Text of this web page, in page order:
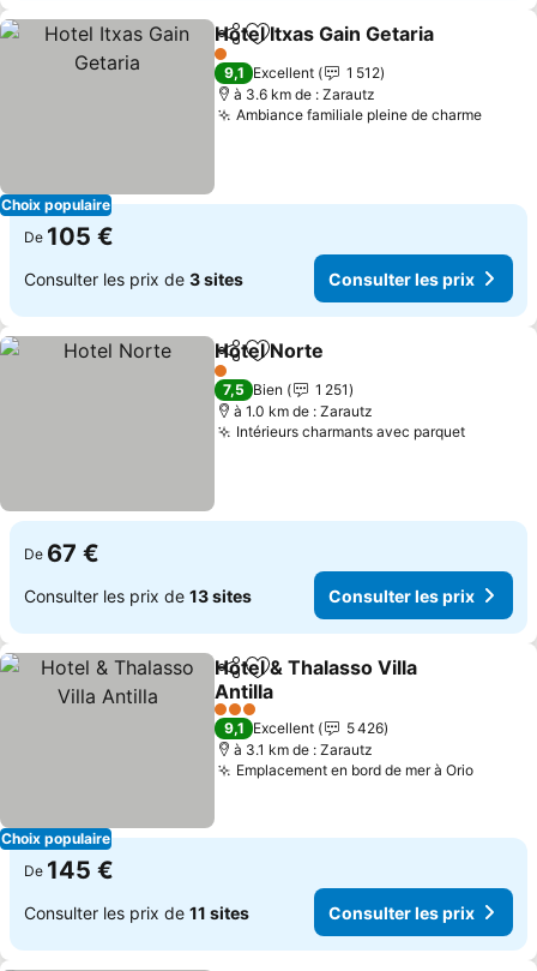
Choix populaire
PartagerAjouter à mes favoris
Hotel Itxas Gain Getaria
1 Étoiles
9,1 Excellent
1 512
à 3.6 km de : Zarautz
Ambiance familiale pleine de charme
De 105 €
Consulter les prix de 3 sites Consulter les prix
PartagerAjouter à mes favoris
Hotel Norte
1 Étoiles
7,5 Bien
1 251
à 1.0 km de : Zarautz
Intérieurs charmants avec parquet
De 67 €
Consulter les prix de 13 sites Consulter les prix
Choix populaire
PartagerAjouter à mes favoris
Hotel & Thalasso Villa
Antilla
Consulter les prix
3 Étoiles
9,1 Excellent
5 426
à 3.1 km de : Zarautz
Emplacement en bord de mer à Orio
De 145 €
Consulter les prix de 11 sites Consulter les prix